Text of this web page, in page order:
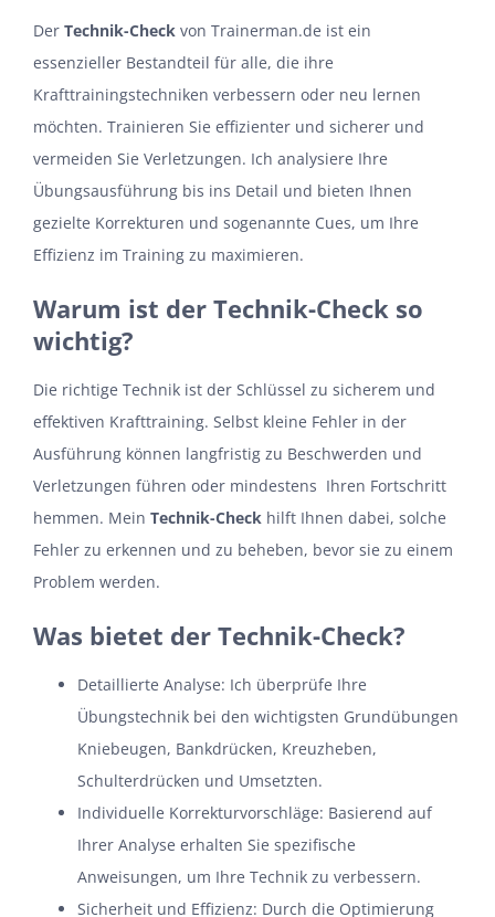
Der Technik-Check von Trainerman.de ist ein
essenzieller Bestandteil für alle, die ihre
Krafttrainingstechniken verbessern oder neu lernen
möchten. Trainieren Sie effizienter und sicherer und
vermeiden Sie Verletzungen. Ich analysiere Ihre
Übungsausführung bis ins Detail und bieten Ihnen
gezielte Korrekturen und sogenannte Cues, um Ihre
Effizienz im Training zu maximieren.
Warum ist der Technik-Check so
wichtig?
Die richtige Technik ist der Schlüssel zu sicherem und
effektiven Krafttraining. Selbst kleine Fehler in der
Ausführung können langfristig zu Beschwerden und
Verletzungen führen oder mindestens Ihren Fortschritt
hemmen. Mein Technik-Check hilft Ihnen dabei, solche
Fehler zu erkennen und zu beheben, bevor sie zu einem
Problem werden.
Was bietet der Technik-Check?
Detaillierte Analyse: Ich überprüfe Ihre
Übungstechnik bei den wichtigsten Grundübungen
Kniebeugen, Bankdrücken, Kreuzheben,
Schulterdrücken und Umsetzten.
Individuelle Korrekturvorschläge: Basierend auf
Ihrer Analyse erhalten Sie spezifische
Anweisungen, um Ihre Technik zu verbessern.
Sicherheit und Effizienz: Durch die Optimierung